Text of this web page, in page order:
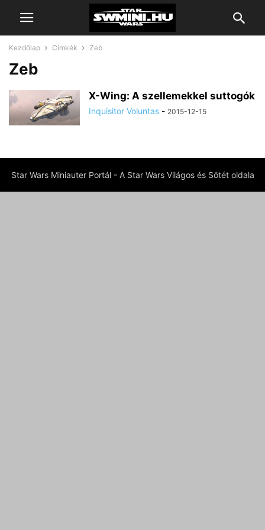
Kezdőlap Címkék Zeb
Zeb
X-Wing: A szellemekkel suttogók
Inquisitor Voluntas - 2015-12-15
Star Wars Miniauter Portál - A Star Wars Világos és Sötét oldala